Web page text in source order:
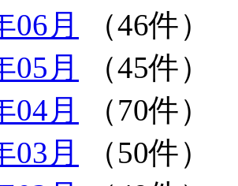
06月
（46件）
05月
（45件）
04月
（70件）
03月
（50件）